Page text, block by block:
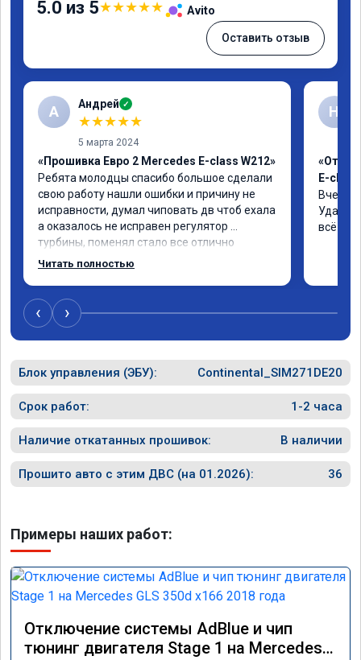
5.0 из 5★★★★★ Avito
Оставить отзыв
А Андрей ✓
★★★★★
5 марта 2024
«Прошивка Евро 2 Mercedes E-class W212»
Ребята молодцы спасибо большое сделали
свою работу нашли ошибки и причину не
исправности, думал чиповать дв чтоб ехала
а оказалось не исправен регулятор
турбины, поменял стало все отлично
Читать полностью
Н
E-class
Вчера
всё
‹ ›
Блок управления (ЭБУ): Continental_SIM271DE20
Срок работ: 1-2 часа
Наличие откатанных прошивок: В наличии
Прошито авто с этим ДВС (на 01.2026): 36
Примеры наших работ:
Отключение системы AdBlue и чип
тюнинг двигателя Stage 1 на Mercedes